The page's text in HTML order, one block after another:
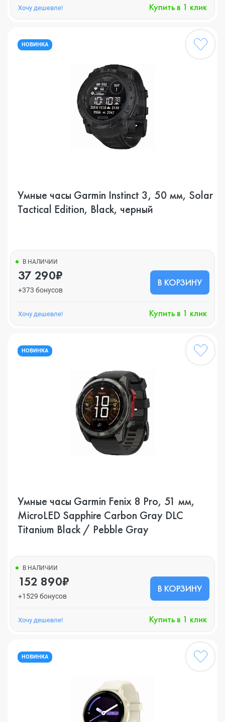
Хочу дешевле! Купить в 1 клик
НОВИНКА
Умные часы Garmin Instinct 3, 50 мм, Solar
Tactical Edition, Black, черный
В НАЛИЧИИ
37 290₽
+373 бонусов
В КОРЗИНУ
Хочу дешевле! Купить в 1 клик
НОВИНКА
Умные часы Garmin Fenix 8 Pro, 51 мм,
MicroLED Sapphire Carbon Gray DLC
Titanium Black / Pebble Gray
В НАЛИЧИИ
152 890₽
+1529 бонусов
В КОРЗИНУ
Хочу дешевле! Купить в 1 клик
НОВИНКА